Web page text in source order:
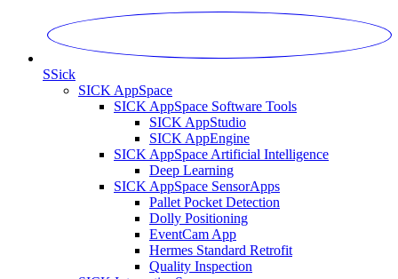
SSick
SICK AppSpace
SICK AppSpace Software Tools
SICK AppStudio
SICK AppEngine
SICK AppSpace Artificial Intelligence
Deep Learning
SICK AppSpace SensorApps
Pallet Pocket Detection
Dolly Positioning
EventCam App
Hermes Standard Retrofit
Quality Inspection